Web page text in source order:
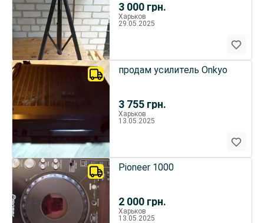
3 000 грн.
Харьков
29.05.2025
3 755 грн.
продам усилитель Onkyo
Харьков
13.05.2025
2 000 грн.
Pioneer 1000
Харьков
13.05.2025